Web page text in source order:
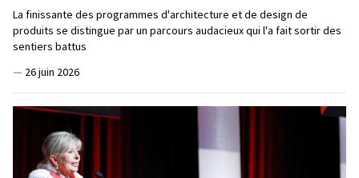
La finissante des programmes d'architecture et de design de
produits se distingue par un parcours audacieux qui l'a fait sortir des
sentiers battus
— 26 juin 2026